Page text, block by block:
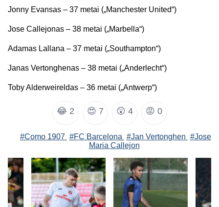
Jonny Evansas – 37 metai („Manchester United“)
Jose Callejonas – 38 metai („Marbella“)
Adamas Lallana – 37 metai („Southampton“)
Janas Vertonghenas – 38 metai („Anderlecht“)
Toby Alderweireldas – 36 metai („Antwerp“)
😂 2 😍 7 😲 4 😡 0
#Como 1907 #FC Barcelona #Jan Vertonghen #Jose
Maria Callejon